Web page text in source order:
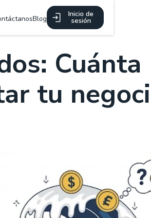
Blog
Inicio de
sesión
Cuánta
tu